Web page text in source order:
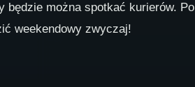
będzie można spotkać kurierów. Po
weekendowy zwyczaj!